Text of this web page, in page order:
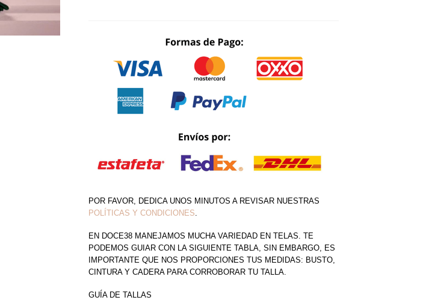
CORSET
CANTIDAD
POR FAVOR, DEDICA UNOS MINUTOS A REVISAR NUESTRAS
POLÍTICAS Y CONDICIONES
EN DOCE38 MANEJAMOS MUCHA VARIEDAD EN TELAS. TE
PODEMOS GUIAR CON LA SIGUIENTE TABLA, SIN EMBARGO, ES
IMPORTANTE QUE NOS PROPORCIONES TUS MEDIDAS: BUSTO,
CINTURA Y CADERA PARA CORROBORAR TU TALLA.
GUÍA DE TALLAS